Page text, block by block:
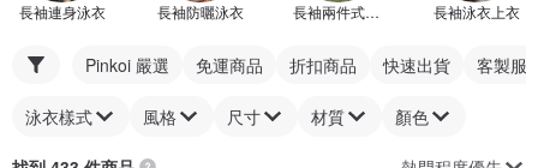
長袖連身泳衣 長袖防曬泳衣 長袖兩件式泳衣 長袖泳衣上衣
Pinkoi 嚴選 免運商品 折扣商品 快速出貨 客製服
泳衣樣式 風格 尺寸 材質 顏色